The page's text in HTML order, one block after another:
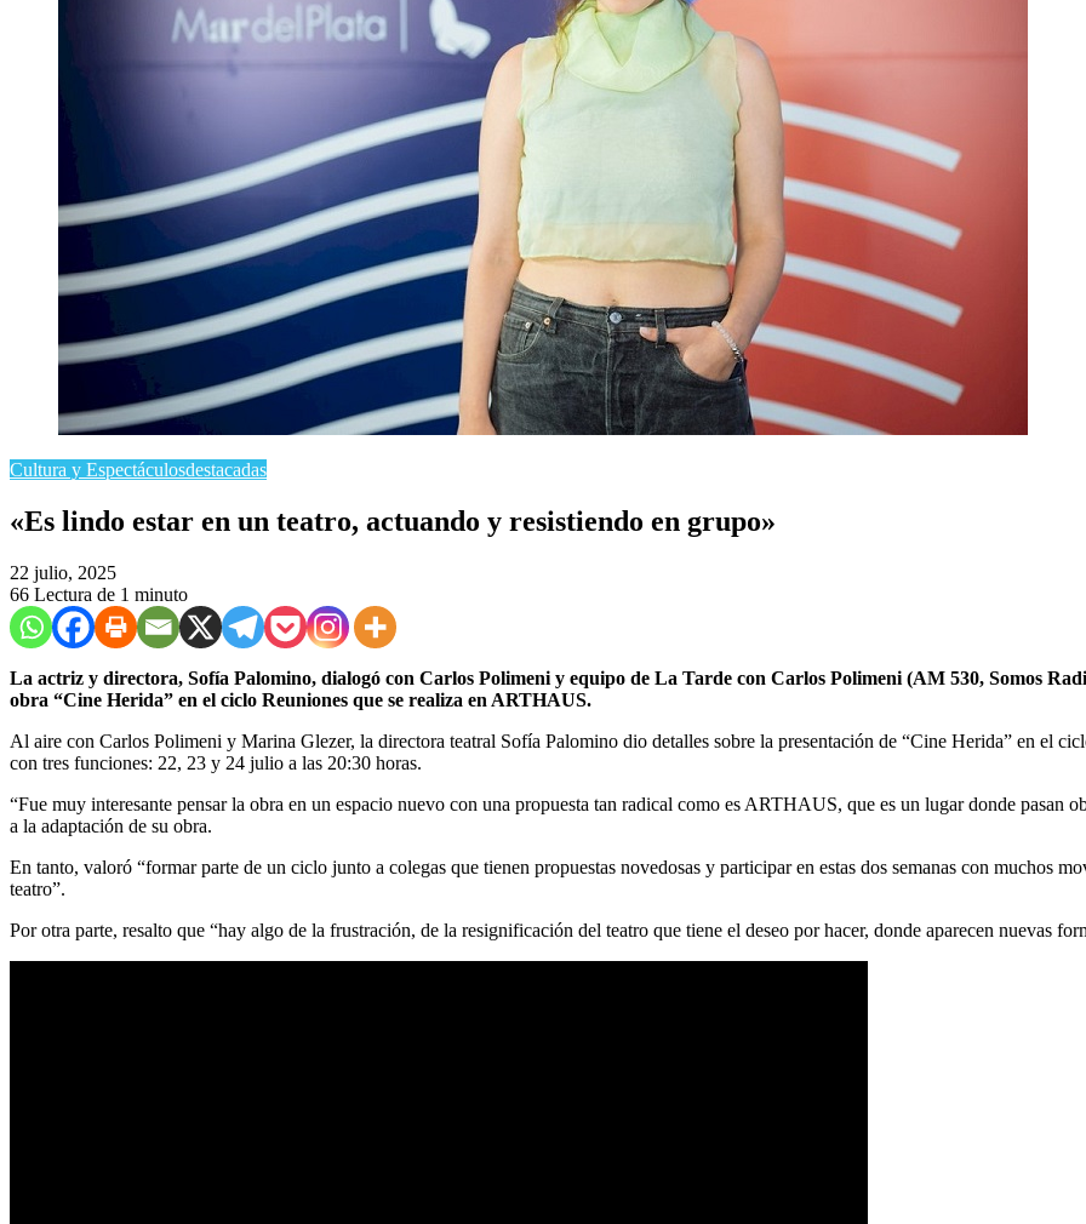
Cultura y Espectáculosdestacadas
​«Es lindo estar en un teatro, actuando y resistiendo en grupo»
22 julio, 2025
66 Lectura de 1 minuto
La actriz y directora, Sofía Palomino, dialogó con Carlos Polimeni y equipo de La Tarde con Carlos Polimeni (AM 530, Somos
obra “Cine Herida” en el ciclo Reuniones que se realiza en ARTHAUS.
Al aire con Carlos Polimeni y Marina Glezer, la directora teatral Sofía Palomino dio detalles sobre la presentación de “Cine Herida” en el
con tres funciones: 22, 23 y 24 julio a las 20:30 horas.
“Fue muy interesante pensar la obra en un espacio nuevo con una propuesta tan radical como es ARTHAUS, que es un lugar donde pasan
a la adaptación de su obra.
En tanto, valoró “formar parte de un ciclo junto a colegas que tienen propuestas novedosas y participar en estas dos semanas con muchos
teatro”.
Por otra parte, resalto que “hay algo de la frustración, de la resignificación del teatro que tiene el deseo por hacer, donde aparecen nuevas